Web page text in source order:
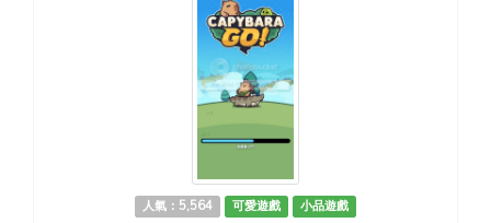
人氣：5,564 可愛遊戲
小品遊戲